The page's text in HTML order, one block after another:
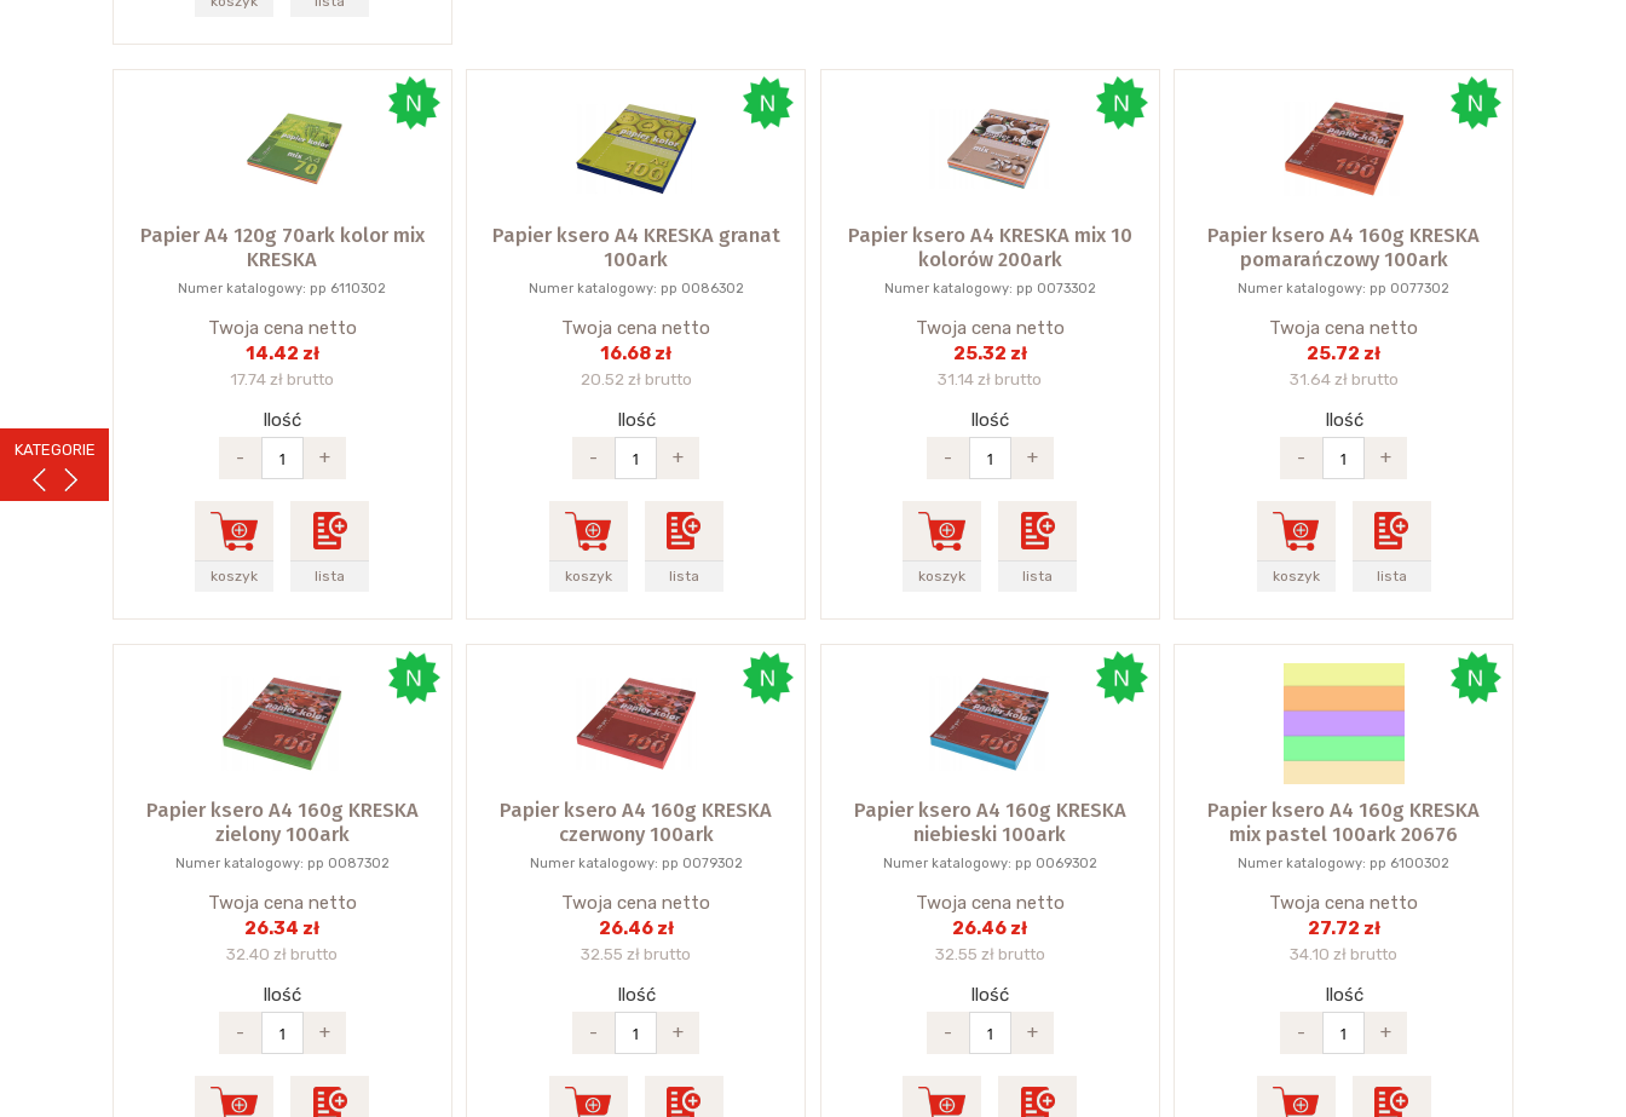
KATEGORIE
Papier A4 120g 70ark kolor mix
KRESKA
Numer katalogowy: pp 6110302
Twoja cena netto
14.42 zł
17.74 zł brutto
Ilość
-
+
koszyk lista
Papier ksero A4 KRESKA granat
100ark
Numer katalogowy: pp 0086302
Twoja cena netto
16.68 zł
20.52 zł brutto
Ilość
-
+
koszyk lista
Papier ksero A4 KRESKA mix 10
kolorów 200ark
Numer katalogowy: pp 0073302
Twoja cena netto
25.32 zł
31.14 zł brutto
Ilość
-
+
koszyk lista
Papier ksero A4 160g KRESKA
pomarańczowy 100ark
Numer katalogowy: pp 0077302
Twoja cena netto
25.72 zł
31.64 zł brutto
Ilość
-
+
koszyk lista
Papier ksero A4 160g KRESKA
zielony 100ark
Numer katalogowy: pp 0087302
Twoja cena netto
26.34 zł
32.40 zł brutto
Ilość
-
+
Papier ksero A4 160g KRESKA
czerwony 100ark
Numer katalogowy: pp 0079302
Twoja cena netto
26.46 zł
32.55 zł brutto
Ilość
-
+
Papier ksero A4 160g KRESKA
niebieski 100ark
Numer katalogowy: pp 0069302
Twoja cena netto
26.46 zł
32.55 zł brutto
Ilość
-
+
Papier ksero A4 160g KRESKA
mix pastel 100ark 20676
Numer katalogowy: pp 6100302
Twoja cena netto
27.72 zł
34.10 zł brutto
Ilość
-
+